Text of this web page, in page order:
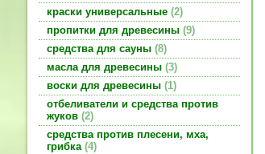
краски универсальные 2
пропитки для древесины 9
средства для сауны 8
масла для древесины 3
воски для древесины 1
отбеливатели и средства против
жуков 2
средства против плесени, мха,
грибка 4